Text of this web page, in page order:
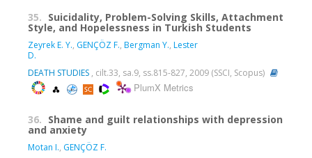
35. Suicidality, Problem-Solving Skills, Attachment
Style, and Hopelessness in Turkish Students
Zeyrek E. Y., GENÇÖZ F., Bergman Y., Lester
D.
DEATH STUDIES , cilt.33, sa.9, ss.815-827, 2009 (SSCI, Scopus)
PlumX Metrics
36. Shame and guilt relationships with depression
and anxiety
Motan I., GENÇÖZ F.